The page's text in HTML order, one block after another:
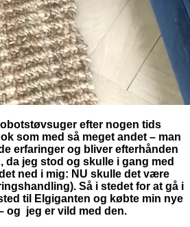
efter nogen tids
som med så meget andet – man
erfaringer og bliver efterhånden
da jeg stod og skulle i gang med
ned i mig: NU skulle det være
Så i stedet for at gå i
til Elgiganten og købte min nye
og jeg er vild med den.